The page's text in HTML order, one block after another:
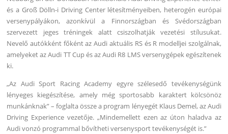
és a Groß Dölln-i Driving Center létesítményeiben, heterogén európai
versenypályákon, azonkívül a Finnországban és Svédországban
szervezett jeges tréningek alatt csiszolhatják vezetési stílusukat.
Nevelő autókként főként az Audi aktuális RS és R modelljei szolgálnak,
amelyeket az Audi TT Cup és az Audi R8 LMS versenygépek egészítenek
ki.
„Az Audi Sport Racing Academy egyre szélesedő tevékenységünk
lényeges kiegészítése, amely még sportosabb karaktert kölcsönöz
munkánknak” – foglalta össze a program lényegét Klaus Demel, az Audi
Driving Experience vezetője. „Mindemellett ezen az úton haladva az
Audi vonzó programmal bővítheti versenysport tevékenységét is.”